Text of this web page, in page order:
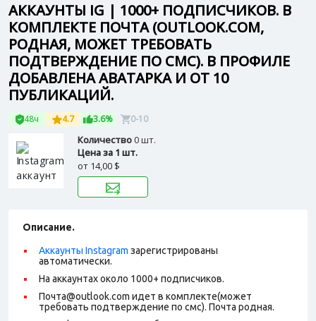
АККАУНТЫ IG | 1000+ ПОДПИСЧИКОВ. В
КОМПЛЕКТЕ ПОЧТА (OUTLOOK.COM,
РОДНАЯ, МОЖЕТ ТРЕБОВАТЬ
ПОДТВЕРЖДЕНИЕ ПО СМС). В ПРОФИЛЕ
ДОБАВЛЕНА АВАТАРКА И ОТ 10
ПУБЛИКАЦИЙ.
48ч 4.7 3.6% 0-10
Количество0 шт.
Цена за 1 шт.
от 14,00 $
Описание.
Аккаунты Instagram зарегистрированы
автоматически.
На аккаунтах около 1000+ подписчиков.
Почта@outlook.com идет в комплекте(может
требовать подтверждение по смс). Почта родная.